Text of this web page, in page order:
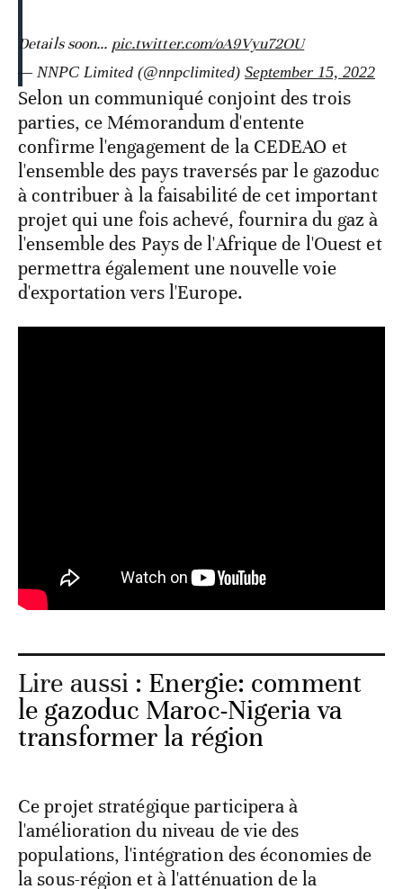
Details soon... pic.twitter.com/oA9Vyu72OU
— NNPC Limited (@nnpclimited) September 15, 2022
Selon un communiqué conjoint des trois
parties, ce Mémorandum d'entente
confirme l'engagement de la CEDEAO et
l'ensemble des pays traversés par le gazoduc
à contribuer à la faisabilité de cet important
projet qui une fois achevé, fournira du gaz à
l'ensemble des Pays de l'Afrique de l'Ouest et
permettra également une nouvelle voie
d'exportation vers l'Europe.
Lire aussi : Energie: comment
le gazoduc Maroc-Nigeria va
transformer la région
Ce projet stratégique participera à
l'amélioration du niveau de vie des
populations, l'intégration des économies de
la sous-région et à l'atténuation de la